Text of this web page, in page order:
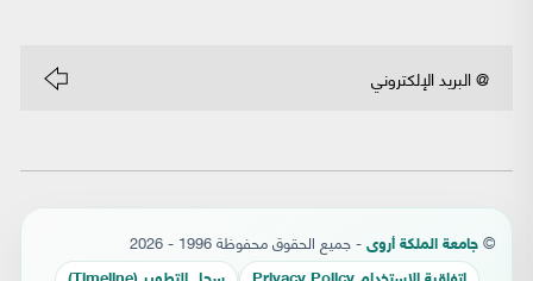
© جامعة الملكة أروى - جميع الحقوق محفوظة 1996 - 2026